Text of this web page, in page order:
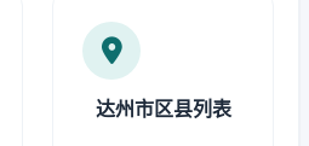
达州市区县列表